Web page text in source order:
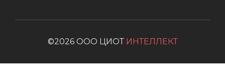
©2026 ООО ЦИОТ ИНТЕЛЛЕКТ